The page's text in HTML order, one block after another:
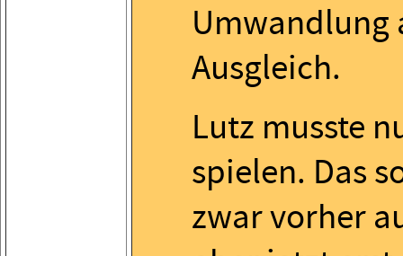
Umwandlung
Ausgleich.
Lutz musste
spielen. Das
zwar vorher